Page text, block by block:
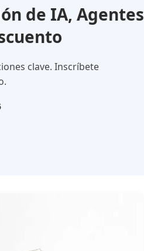
de IA, Agentes
clave. Inscríbete